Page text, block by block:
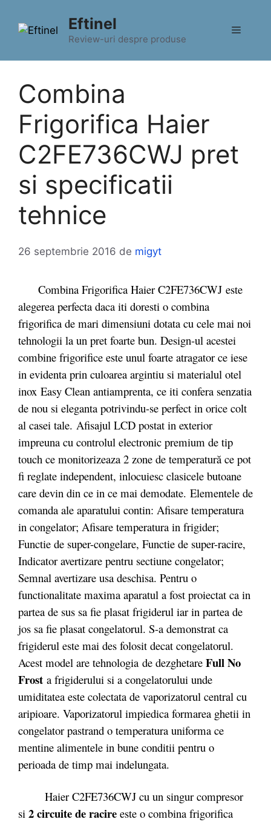
conținut
Eftinel
Review-uri despre produse
Meniu
Combina
Frigorifica Haier
C2FE736CWJ pret
si specificatii
tehnice
26 septembrie 2016 de migyt
Combina Frigorifica Haier C2FE736CWJ este
alegerea perfecta daca iti doresti o combina
frigorifica de mari dimensiuni dotata cu cele mai noi
tehnologii la un pret foarte bun. Design-ul acestei
combine frigorifice este unul foarte atragator ce iese
in evidenta prin culoarea argintiu si materialul otel
inox Easy Clean antiamprenta, ce iti confera senzatia
de nou si eleganta potrivindu-se perfect in orice colt
al casei tale. Afisajul LCD postat in exterior
impreuna cu controlul electronic premium de tip
touch ce monitorizeaza 2 zone de temperatură ce pot
fi reglate independent, inlocuiesc clasicele butoane
care devin din ce in ce mai demodate. Elementele de
comanda ale aparatului contin: Afisare temperatura
in congelator; Afisare temperatura in frigider;
Functie de super-congelare, Functie de super-racire,
Indicator avertizare pentru sectiune congelator;
Semnal avertizare usa deschisa. Pentru o
functionalitate maxima aparatul a fost proiectat ca in
partea de sus sa fie plasat frigiderul iar in partea de
jos sa fie plasat congelatorul. S-a demonstrat ca
frigiderul este mai des folosit decat congelatorul.
Acest model are tehnologia de dezghetare Full No
Frost a frigiderului si a congelatorului unde
umiditatea este colectata de vaporizatorul central cu
aripioare. Vaporizatorul impiedica formarea ghetii in
congelator pastrand o temperatura uniforma ce
mentine alimentele in bune conditii pentru o
perioada de timp mai indelungata.
Haier C2FE736CWJ cu un singur compresor
si 2 circuite de racire este o combina frigorifica